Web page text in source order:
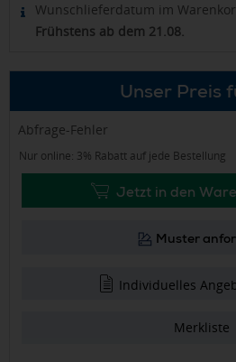
Wunschlieferdatum im
Frühstens ab dem 21.08.
Unser Preis
Abfrage-Fehler
Nur online: 3% Rabatt auf jede Bestellung
Jetzt in den
Muster
Individuelles
Merkliste